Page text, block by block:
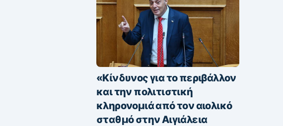
«Κίνδυνος για το περιβάλλον
και την πολιτιστική
κληρονομιά από τον αιολικό
σταθμό στην Αιγιάλεια